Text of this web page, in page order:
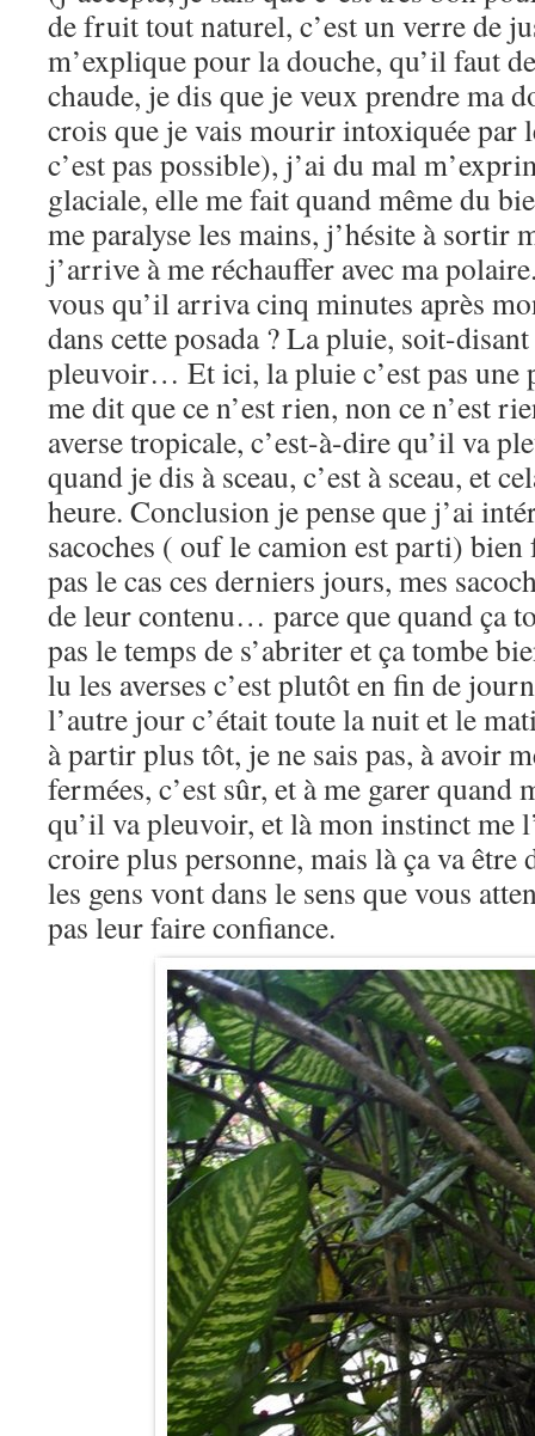
de fruit tout naturel, c’est un verre de
m’explique pour la douche, qu’il faut
chaude, je dis que je veux prendre ma
crois que je vais mourir intoxiquée par
c’est pas possible), j’ai du mal
glaciale, elle me fait quand même du
me paralyse les mains, j’hésite à sortir
j’arrive à me réchauffer avec ma
vous qu’il arriva cinq minutes après
dans cette posada ? La pluie, soit-
pleuvoir… Et ici, la pluie c’est pas une
me dit que ce n’est rien, non ce n’est
averse tropicale, c’est-à-dire qu’il va
quand je dis à sceau, c’est à sceau, et
heure. Conclusion je pense que j’ai
sacoches ( ouf le camion est parti) bien
pas le cas ces derniers jours, mes
de leur contenu… parce que quand ça
pas le temps de s’abriter et ça tombe
lu les averses c’est plutôt en fin de
l’autre jour c’était toute la nuit et le
à partir plus tôt, je ne sais pas, à avoir
fermées, c’est sûr, et à me garer
qu’il va pleuvoir, et là mon instinct me
croire plus personne, mais là ça va être
les gens vont dans le sens que vous
pas leur faire confiance.